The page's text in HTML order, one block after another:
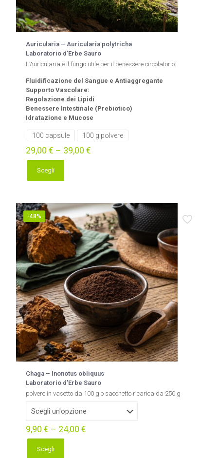
Auricularia – Auricularia polytricha
Laboratorio d’Erbe Sauro
L’Auricularia è il fungo utile per il benessere circolatorio:
Fluidificazione del Sangue e Antiaggregante
Supporto Vascolare:
Regolazione dei Lipidi
Benessere Intestinale (Prebiotico)
Idratazione e Mucose
100 capsule 100 g polvere
29,00 € – 39,00 €
Scegli
Questo
prodotto
più
varianti.
Le
opzioni
possono
essere
scelte
nella
pagina
del
prodotto
-48%
Chaga – Inonotus obliquus
Laboratorio d’Erbe Sauro
polvere in vasetto da 100 g o sacchetto ricarica da 250 g
9,90 € – 24,00 €
Scegli
Questo